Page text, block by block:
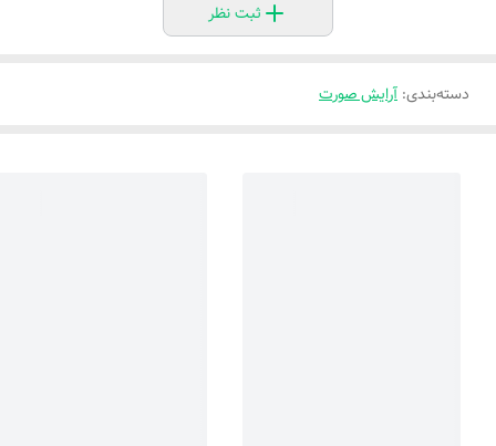
ثبت نظر
دسته‌بندی: آرایش صورت